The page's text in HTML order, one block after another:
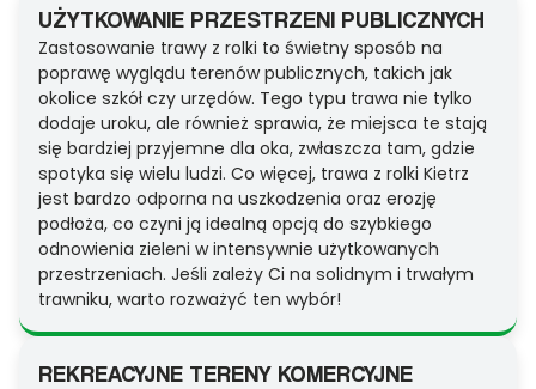
UŻYTKOWANIE PRZESTRZENI PUBLICZNYCH
Zastosowanie trawy z rolki to świetny sposób na
poprawę wyglądu terenów publicznych, takich jak
okolice szkół czy urzędów. Tego typu trawa nie tylko
dodaje uroku, ale również sprawia, że miejsca te stają
się bardziej przyjemne dla oka, zwłaszcza tam, gdzie
spotyka się wielu ludzi. Co więcej, trawa z rolki Kietrz
jest bardzo odporna na uszkodzenia oraz erozję
podłoża, co czyni ją idealną opcją do szybkiego
odnowienia zieleni w intensywnie użytkowanych
przestrzeniach. Jeśli zależy Ci na solidnym i trwałym
trawniku, warto rozważyć ten wybór!
REKREACYJNE TERENY KOMERCYJNE